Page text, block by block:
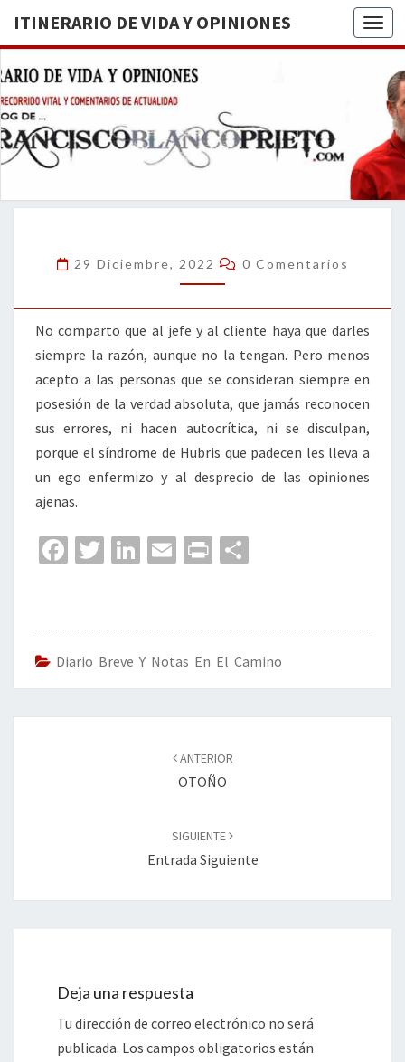
ITINERARIO DE VIDA Y OPINIONES
DE
BREVE
RECORRIDO
VITAL Y
ACTUALIDAD
29 Diciembre, 2022 Comentarios
0 Comentarios
No comparto que al jefe y al cliente haya que darles
siempre la razón, aunque no la tengan. Pero menos
acepto a las personas que se consideran siempre en
posesión de la verdad absoluta, que jamás reconocen
sus errores, ni hacen autocrítica, ni se disculpan,
porque el síndrome de Hubris que padecen les lleva a
un ego enfermizo y al desprecio de las opiniones
ajenas.
Fa
o
o
k
T
er
Li
dI
n
E
l
Pr
p
ar
tir
Diario Breve Y Notas En El Camino
ANTERIOR
OTOÑO
SIGUIENTE
Entrada Siguiente
Deja una respuesta
Tu dirección de correo electrónico no será
publicada. Los campos obligatorios están